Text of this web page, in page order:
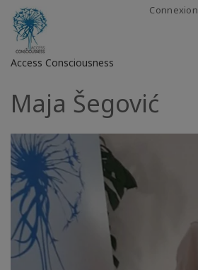
Connexion
Access Consciousness
Connectez-
vous
sur
votre
compte
À
propos
Access
Maja Šegović